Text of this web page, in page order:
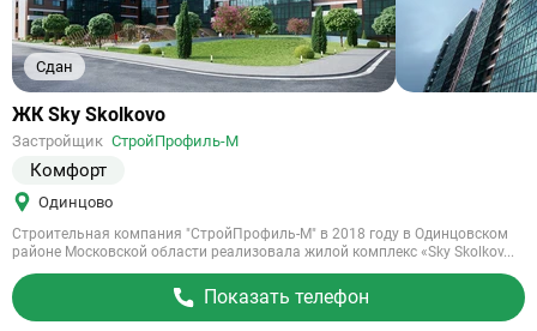
Сдан
Ссылка
объект
ЖК Sky Skolkovo
Застройщик СтройПрофиль-М
Комфорт
Одинцово
Строительная компания "СтройПрофиль-М" в 2018 году в Одинцовском
районе Московской области реализовала жилой комплекс «Sky Skolkov...
Показать телефон